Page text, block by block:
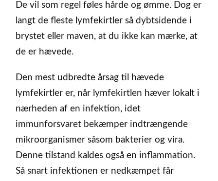
De vil som regel føles hårde og ømme. Dog er
langt de fleste lymfekirtler så dybtsidende i
brystet eller maven, at du ikke kan mærke, at
de er hævede.
Den mest udbredte årsag til hævede
lymfekirtler er, når lymfekirtlen hæver lokalt i
nærheden af en infektion, idet
immunforsvaret bekæmper indtrængende
mikroorganismer såsom bakterier og vira.
Denne tilstand kaldes også en inflammation.
Så snart infektionen er nedkæmpet får